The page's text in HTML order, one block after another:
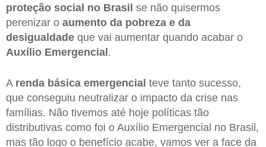
proteção social no Brasil se não quisermos
perenizar o aumento da pobreza e da
desigualdade que vai aumentar quando acabar o
Auxílio Emergencial .
A renda básica emergencial teve tanto sucesso,
que conseguiu neutralizar o impacto da crise nas
famílias. Não tivemos até hoje políticas tão
distributivas como foi o Auxílio Emergencial no Brasil,
mas tão logo o benefício acabe, vamos ver a face da